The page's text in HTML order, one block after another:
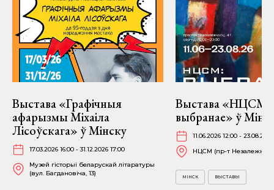
Выстава «Графічныя
афарызмы Міхаіла
Лісоўскага» ў Мінску
17.03.2026 16:00 - 31.12.2026 17:00
Музей гісторыі беларускай літаратуры
(вул. Багдановіча, 13)
Выстава «НЦСМ:
выбранае» ў
11.06.2026 12:00 -
НЦСМ (пр-т
МІНСК ВЫСТАВЫ